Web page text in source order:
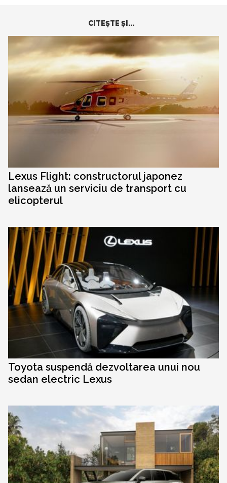
CITEŞTE ŞI...
Lexus Flight: constructorul japonez
lansează un serviciu de transport cu
elicopterul
Toyota suspendă dezvoltarea unui nou
sedan electric Lexus